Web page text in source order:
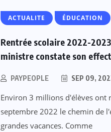
ACTUALITE ÉDUCATION
Rentrée scolaire 2022-
ministre constate son
PAYPEOPLE SEP 09,
Environ 3 millions d'élèves ont
septembre 2022 le chemin de
grandes vacances. Comme